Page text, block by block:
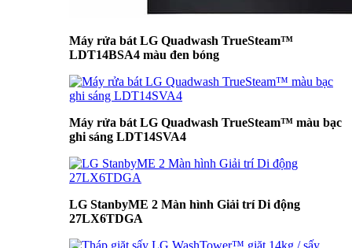
Máy rửa bát LG Quadwash TrueSteam™
LDT14BSA4 màu đen bóng
Máy rửa bát LG Quadwash TrueSteam™ màu bạc
ghi sáng LDT14SVA4
LG StanbyME 2 Màn hình Giải trí Di động
27LX6TDGA